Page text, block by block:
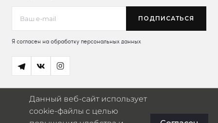
Я согласен на обработку персональных данных
Данный веб-сайт использует
cookie-файлы с целью